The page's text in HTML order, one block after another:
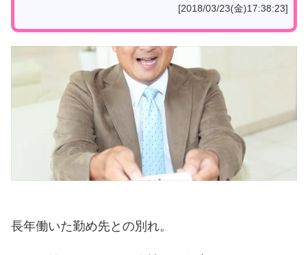
[2018/03/23(金)17:38:23]
長年働いた勤め先との別れ。